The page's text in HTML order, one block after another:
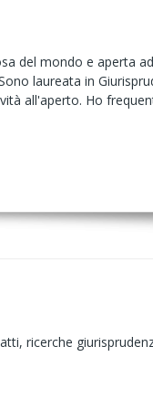
del mondo e aperta
laureata in
all'aperto. Ho
ricerche